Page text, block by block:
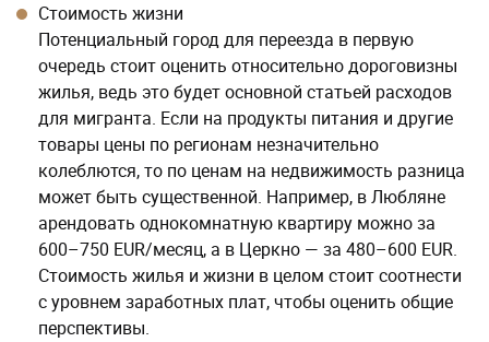
Стоимость жизни
Потенциальный город для переезда в первую
очередь стоит оценить относительно дороговизны
жилья, ведь это будет основной статьей расходов
для мигранта. Если на продукты питания и другие
товары цены по регионам незначительно
колеблются, то по ценам на недвижимость разница
может быть существенной. Например, в Любляне
арендовать однокомнатную квартиру можно за
600–750 EUR/месяц, а в Церкно — за 480–600 EUR.
Стоимость жилья и жизни в целом стоит соотнести
с уровнем заработных плат, чтобы оценить общие
перспективы.